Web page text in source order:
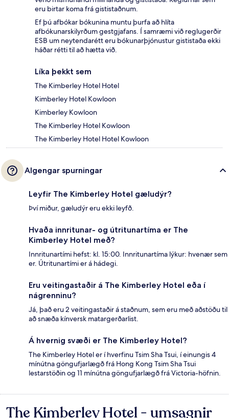
eru birtar koma frá gististaðnum.
Ef þú afbókar bókunina muntu þurfa að hlíta
afbókunarskilyrðum gestgjafans. Í samræmi við reglugerðir
ESB um neytendarétt eru bókunarþjónustur gististaða ekki
háðar rétti til að hætta við.
Líka þekkt sem
The Kimberley Hotel Hotel
Kimberley Hotel Kowloon
Kimberley Kowloon
The Kimberley Hotel Kowloon
The Kimberley Hotel Hotel Kowloon
Algengar spurningar
Leyfir The Kimberley Hotel gæludýr?
Því miður, gæludýr eru ekki leyfð.
Hvaða innritunar- og útritunartíma er The
Kimberley Hotel með?
Innritunartími hefst: kl. 15:00. Innritunartíma lýkur: hvenær sem
er. Útritunartími er á hádegi.
Eru veitingastaðir á The Kimberley Hotel eða í
nágrenninu?
Já, það eru 2 veitingastaðir á staðnum, sem eru með aðstöðu til
að snæða kínversk matargerðarlist.
Á hvernig svæði er The Kimberley Hotel?
The Kimberley Hotel er í hverfinu Tsim Sha Tsui, í einungis 4
mínútna göngufjarlægð frá Hong Kong Tsim Sha Tsui
lestarstöðin og 11 mínútna göngufjarlægð frá Victoria-höfnin.
Umsagnir
The Kimberley Hotel - umsagnir